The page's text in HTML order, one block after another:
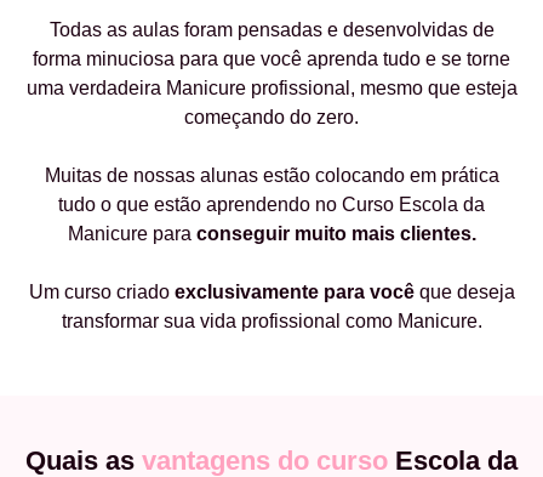
Todas as aulas foram pensadas e desenvolvidas de
forma minuciosa para que você aprenda tudo e se torne
uma verdadeira Manicure profissional, mesmo que esteja
começando do zero.
Muitas de nossas alunas estão colocando em prática
tudo o que estão aprendendo no Curso Escola da
Manicure para conseguir muito mais clientes.
Um curso criado exclusivamente para vocêque deseja
transformar sua vida profissional como Manicure.
Quais as vantagens do curso Escola da